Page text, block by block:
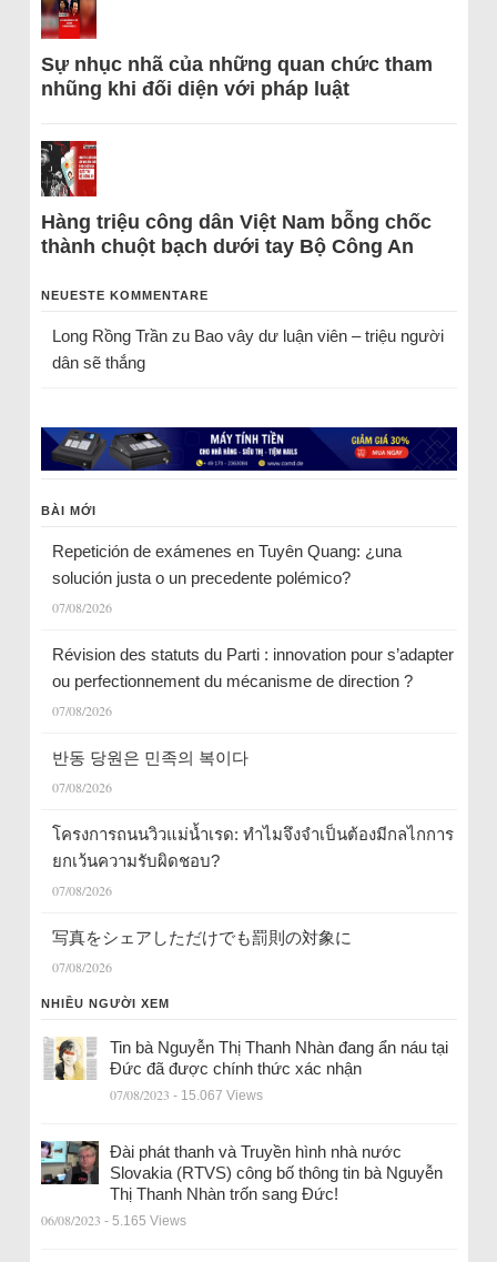
Sự nhục nhã của những quan chức tham
nhũng khi đối diện với pháp luật
Hàng triệu công dân Việt Nam bỗng chốc
thành chuột bạch dưới tay Bộ Công An
NEUESTE KOMMENTARE
Long Rồng Trầnzu Bao vây dư luận viên – triệu người
dân sẽ thắng
BÀI MỚI
Repetición de exámenes en Tuyên Quang: ¿una
solución justa o un precedente polémico?
07/08/2026
Révision des statuts du Parti : innovation pour s’adapter
ou perfectionnement du mécanisme de direction ?
07/08/2026
반동 당원은 민족의 복이다
07/08/2026
โครงการถนนวิวแม่น้ำเรด: ทำไมจึงจำเป็นต้องมีกลไกการ
ยกเว้นความรับผิดชอบ?
07/08/2026
写真をシェアしただけでも罰則の対象に
07/08/2026
NHIỀU NGƯỜI XEM
Tin bà Nguyễn Thị Thanh Nhàn đang ẩn náu tại
Đức đã được chính thức xác nhận
07/08/2023 - 15.067 Views
Đài phát thanh và Truyền hình nhà nước
Slovakia (RTVS) công bố thông tin bà Nguyễn
Thị Thanh Nhàn trốn sang Đức!
06/08/2023 - 5.165 Views